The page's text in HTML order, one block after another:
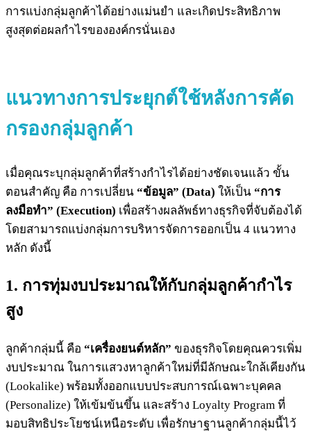
การแบ่งกลุ่มลูกค้าได้อย่างแม่นยำ และเกิดประสิทธิภาพ
สูงสุดต่อผลกำไรขององค์กรนั่นเอง
แนวทางการประยุกต์ใช้หลังการคัด
กรองกลุ่มลูกค้า
เมื่อคุณระบุกลุ่มลูกค้าที่สร้างกำไรได้อย่างชัดเจนแล้ว ขั้น
ตอนสำคัญ คือ การเปลี่ยน “ข้อมูล” (Data) ให้เป็น “การ
ลงมือทำ” (Execution) เพื่อสร้างผลลัพธ์ทางธุรกิจที่จับต้องได้
โดยสามารถแบ่งกลุ่มการบริหารจัดการออกเป็น 4 แนวทาง
หลัก ดังนี้
1. การทุ่มงบประมาณให้กับกลุ่มลูกค้ากำไร
สูง
ลูกค้ากลุ่มนี้ คือ “เครื่องยนต์หลัก” ของธุรกิจโดยคุณควรเพิ่ม
งบประมาณ ในการแสวงหาลูกค้าใหม่ที่มีลักษณะใกล้เคียงกัน
(Lookalike) พร้อมทั้งออกแบบประสบการณ์เฉพาะบุคคล
(Personalize) ให้เข้มข้นขึ้น และสร้าง Loyalty Program ที่
มอบสิทธิประโยชน์เหนือระดับ เพื่อรักษาฐานลูกค้ากลุ่มนี้ไว้